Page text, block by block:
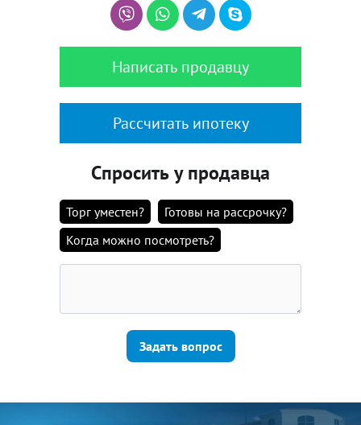
Написать продавцу
Рассчитать ипотеку
Спросить у продавца
Торг уместен?
Готовы на рассрочку?
Когда можно посмотреть?
Задать вопрос